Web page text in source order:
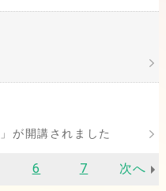
が開講されました
6 7 次へ